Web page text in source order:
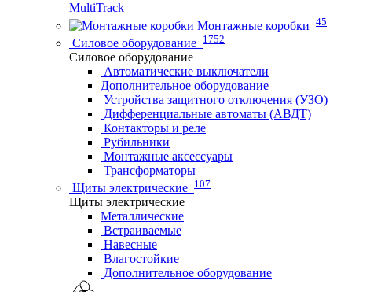
MultiTrack
Монтажные коробки 45
Силовое оборудование 1752
Силовое оборудование
Автоматические выключатели
Дополнительное оборудование
Устройства защитного отключения (УЗО)
Дифференциальные автоматы (АВДТ)
Контакторы и реле
Рубильники
Монтажные аксессуары
Трансформаторы
Щиты электрические 107
Щиты электрические
Металлические
Встраиваемые
Навесные
Влагостойкие
Дополнительное оборудование